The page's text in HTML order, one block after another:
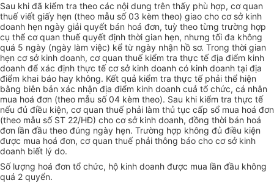
Sau khi đã kiểm tra theo các nội dung trên thấy phù hợp, cơ quan
thuế viết giấy hẹn (theo mẫu số 03 kèm theo) giao cho cơ sở kinh
doanh hẹn ngày giải quyết bán hoá đơn, tuỳ theo từng trường hợp
cụ thể cơ quan thuế quyết định thời gian hẹn, nhưng tối đa không
quá 5 ngày (ngày làm việc) kể từ ngày nhận hồ sơ. Trong thời gian
hẹn cơ sở kinh doanh, cơ quan thuế kiểm tra thực tế địa điểm kinh
doanh để xác định thực tế cơ sở kinh doanh có kinh doanh tại địa
điểm khai báo hay không. Kết quả kiểm tra thực tế phải thể hiện
bằng biên bản xác nhận địa điểm kinh doanh cuả tổ chức, cá nhân
mua hoá đơn (theo mẫu số 04 kèm theo). Sau khi kiểm tra thực tế
nếu đủ điều kiện, cơ quan thuế phải làm thủ tục cấp sổ mua hoá đơn
(theo mẫu số ST 22/HĐ) cho cơ sở kinh doanh, đồng thời bán hoá
đơn lần đầu theo đúng ngày hẹn. Trường hợp không đủ điều kiện
được mua hoá đơn, cơ quan thuế phải thông báo cho cơ sở kinh
doanh biết lý do.
Số lượng hoá đơn tổ chức, hộ kinh doanh được mua lần đầu không
quá 2 quyển.